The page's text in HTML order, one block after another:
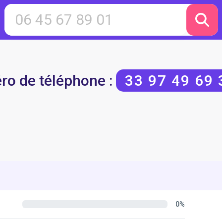
de téléphone : 33 97 49 69
0%